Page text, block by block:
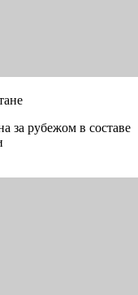
за рубежом в составе